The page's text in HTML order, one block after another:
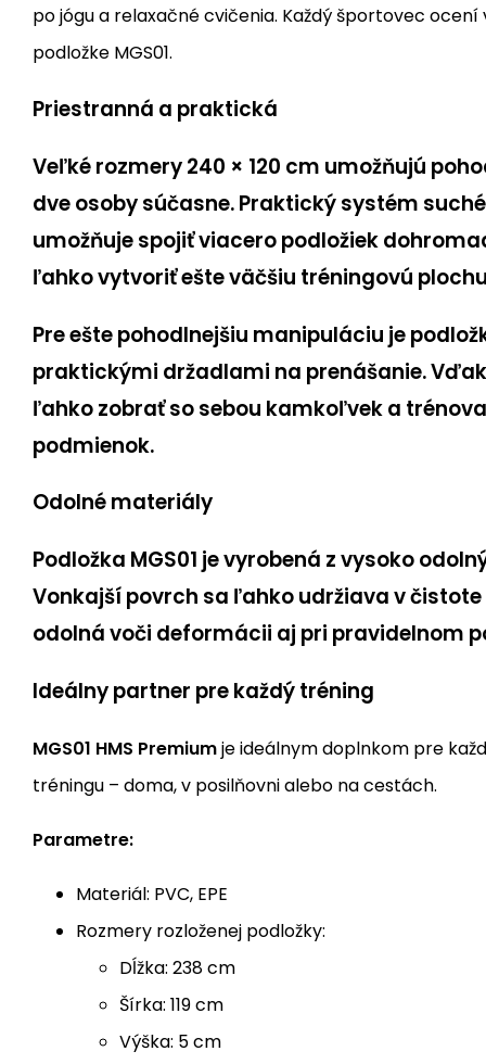
po jógu a relaxačné cvičenia. Každý športovec
podložke MGS01.
Priestranná a praktická
Veľké rozmery240 × 120 cm umožňujú
dve osoby súčasne. Praktickýsystém
umožňuje spojiť viacero podložiek
ľahko vytvoriť ešte väčšiu tréningovú
Pre ešte pohodlnejšiu manipuláciu je
praktickými držadlami na prenášanie.
ľahko zobrať so sebou kamkoľvek a
podmienok.
Odolné materiály
Podložka MGS01 je vyrobená z vysoko
Vonkajší povrch sa ľahko udržiava v
odolná voči deformácii aj pri pravidelnom
Ideálny partner pre každý tréning
MGS01 HMS Premiumje ideálnym doplnkom pre
tréningu – doma, v posilňovni alebo na cestách.
Parametre:
Materiál: PVC, EPE
Rozmery rozloženej podložky:
Dĺžka: 238 cm
Šírka: 119 cm
Výška: 5 cm